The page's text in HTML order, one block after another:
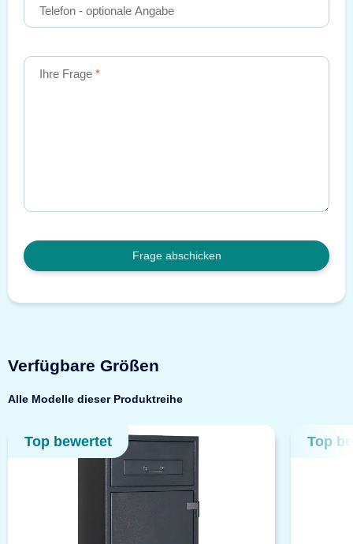
Telefon - optionale Angabe
Ihre Frage
Frage abschicken
Verfügbare Größen
Alle Modelle dieser Produktreihe
Top bewertet Top